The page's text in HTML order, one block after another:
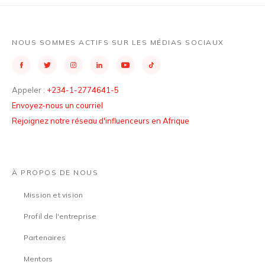
NOUS SOMMES ACTIFS SUR LES MÉDIAS SOCIAUX
Appeler : +234-1-2774641-5
Envoyez-nous un courriel
Rejoignez notre réseau d'influenceurs en Afrique
À PROPOS DE NOUS
Mission et vision
Profil de l'entreprise
Partenaires
Mentors